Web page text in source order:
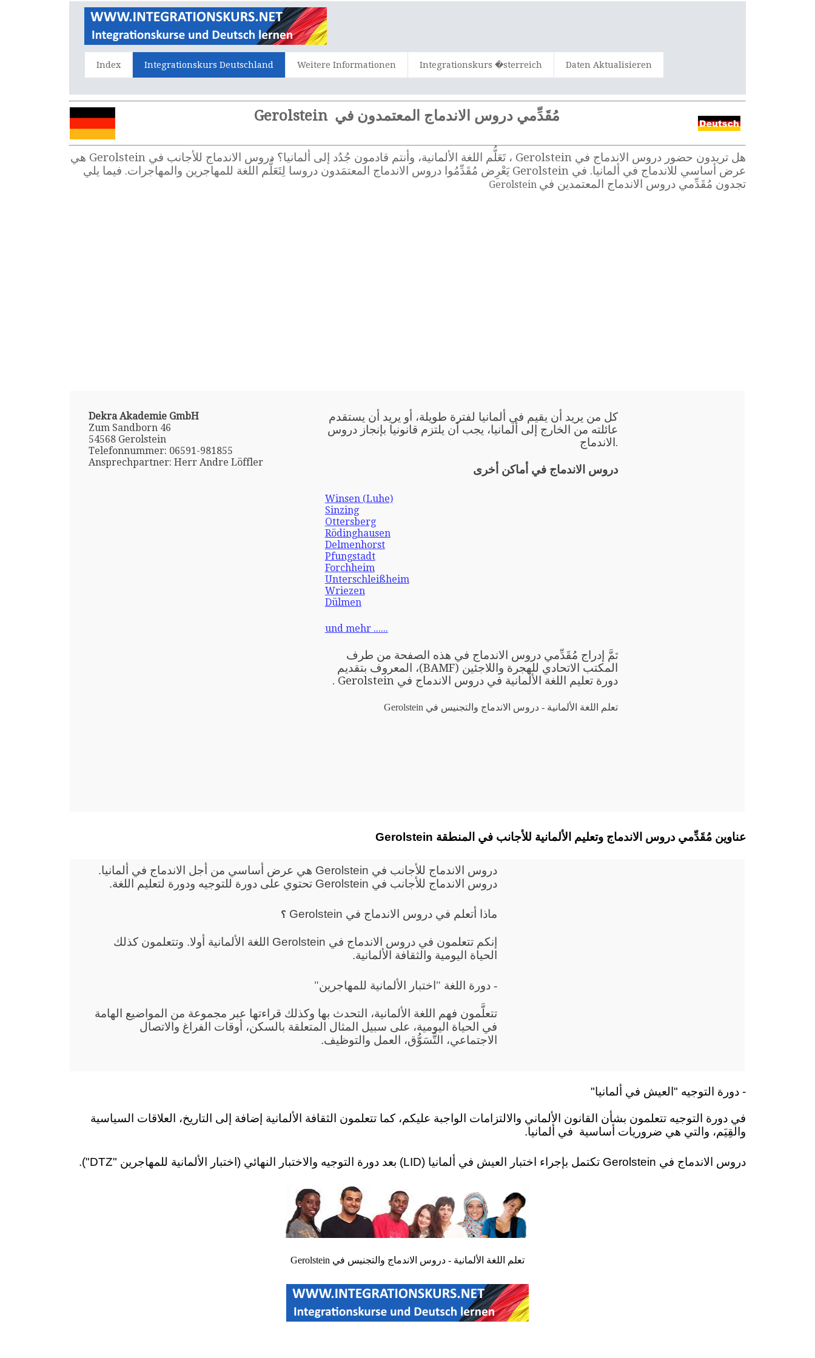
Index Integrationskurs Deutschland Weitere Informationen Integrationskurs �sterreich Daten Aktualisieren
مُقَدِّمي دروس الاندماج المعتمدون في Gerolstein
هل تريدون حضور دروس الاندماج في Gerolstein ، تَعَلُّم اللغة الألمانية، وأنتم قادمون جُدُد إلى ألمانيا؟ دروس الاندماج للأجانب في Gerolstein هي
عرض أساسي للاندماج في ألمانيا. في Gerolstein يَعْرِض مُقَدِّمُوا دروس الاندماج المعتمَدون دروسا لِتَعَلُّم اللغة للمهاجرين والمهاجرات. فيما يلي
تجدون مُقَدِّمي دروس الاندماج المعتمدين في Gerolstein
Dekra Akademie GmbH
Zum Sandborn 46
54568 Gerolstein
Telefonnummer: 06591-981855
Ansprechpartner: Herr Andre Löffler
كل من يريد أن يقيم في ألمانيا لفترة طويلة، أو يريد أن يستقدم
عائلته من الخارج إلى ألمانيا، يجب أن يلتزم قانونيا بإنجاز دروس
الاندماج.
دروس الاندماج في أماكن أخرى
Winsen (Luhe)
Sinzing
Ottersberg
Rödinghausen
Delmenhorst
Pfungstadt
Forchheim
Unterschleißheim
Wriezen
Dülmen
und mehr ......
تَمَّ إدراج مُقَدِّمي دروس الاندماج في هذه الصفحة من طرف
المكتب الاتحادي للهجرة واللاجئين (BAMF)، المعروف بتقديم
دورة تعليم اللغة الألمانية في دروس الاندماج في Gerolstein .
تعلم اللغة الألمانية - دروس الاندماج والتجنيس في Gerolstein
Gerolstein عناوين مُقَدِّمي دروس الاندماج وتعليم الألمانية للأجانب في المنطقة
دروس الاندماج للأجانب في Gerolstein هي عرض أساسي من أجل الاندماج في ألمانيا.
دروس الاندماج للأجانب في Gerolstein تحتوي على دورة للتوجيه ودورة لتعليم اللغة.
ماذا أتعلم في دروس الاندماج في Gerolstein ؟
إنكم تتعلمون في دروس الاندماج في Gerolstein اللغة الألمانية أولا. وتتعلمون كذلك
الحياة اليومية والثقافة الألمانية.
- دورة اللغة "اختبار الألمانية للمهاجرين"
تتعلَّمون فهم اللغة الألمانية، التحدث بها وكذلك قراءتها عبر مجموعة من المواضيع الهامة
في الحياة اليومية، على سبيل المثال المتعلقة بالسكن، أوقات الفراغ والاتصال
الاجتماعي، التَّسَوُّق، العمل والتوظيف.
- دورة التوجيه "العيش في ألمانيا"
في دورة التوجيه تتعلمون بشأن القانون الألماني والالتزامات الواجبة عليكم، كما تتعلمون الثقافة الألمانية إضافة إلى التاريخ، العلاقات السياسية
والقِيَم، والتي هي ضروريات أساسية في ألمانيا.
دروس الاندماج في Gerolstein تكتمل بإجراء اختبار العيش في ألمانيا (LID) بعد دورة التوجيه والاختبار النهائي (اختبار الألمانية للمهاجرين "DTZ").
تعلم اللغة الألمانية - دروس الاندماج والتجنيس في Gerolstein